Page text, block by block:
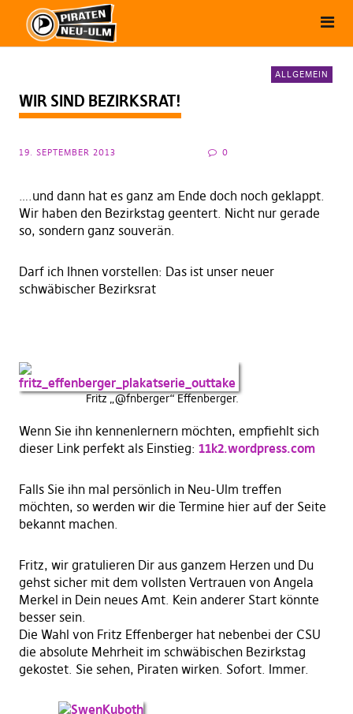
ALLGEMEIN
WIR SIND BEZIRKSRAT!
19. SEPTEMBER 2013 0
….und dann hat es ganz am Ende doch noch geklappt.
Wir haben den Bezirkstag geentert. Nicht nur gerade
so, sondern ganz souverän.
Darf ich Ihnen vorstellen: Das ist unser neuer
schwäbischer Bezirksrat
Fritz „@fnberger“ Effenberger.
Wenn Sie ihn kennenlernern möchten, empfiehlt sich
dieser Link perfekt als Einstieg: 11k2.wordpress.com
Falls Sie ihn mal persönlich in Neu-Ulm treffen
möchten, so werden wir die Termine hier auf der Seite
bekannt machen.
Fritz, wir gratulieren Dir aus ganzem Herzen und Du
gehst sicher mit dem vollsten Vertrauen von Angela
Merkel in Dein neues Amt. Kein anderer Start könnte
besser sein.
Die Wahl von Fritz Effenberger hat nebenbei der CSU
die absolute Mehrheit im schwäbischen Bezirkstag
gekostet. Sie sehen, Piraten wirken. Sofort. Immer.